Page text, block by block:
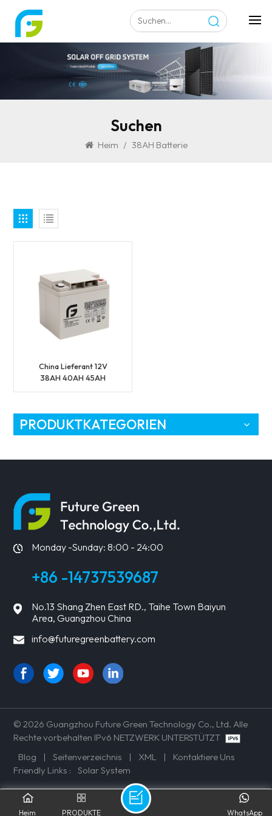
Suchen
Heim / 38AH Batterie
China Lieferant 12V
38AH 40AH 45AH
PRODUKTKATEGORIEN
Monday -Sunday: 8:00 - 24:00
+86 -14737539687
No.13 Shang Zhen East RD., Taihe Town Baiyun
Area, Guangzhou China
info@futuregreenbattery.com
© 2026 Guangzhou Future Green Technology Co., Ltd. Alle
Rechte vorbehalten IPv6 NETZWERK UNTERSTÜTZT
Blog
| Seitenverzeichnis | XML |
Kontaktiere Uns
Friendly Links :
Solar System
Heim PRODUKTE WhatsApp